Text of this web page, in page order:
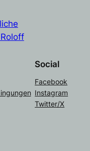
Social
Facebook
Instagram
Twitter/X